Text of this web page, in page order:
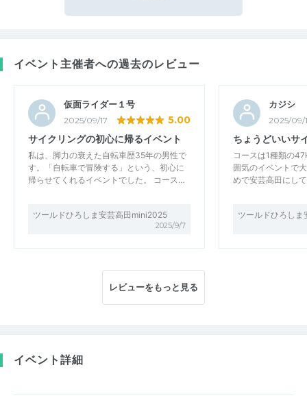
イベント主催者への過去のレビュー
仮面ライダー１号
2025/09/17 5.00
サイクリングの初心に帰るイベント
私は、脚力の衰えた自転車歴35年の男性で
す。「自転車で冒険する」という、初心に
帰らせてくれるイベントでした。 コース…
ツールドひろしま安芸高田mini2025
2025/9/7
カジシ
2025/09/
ちょうどいいサ
コースは1種類の
囲気のイベントで
めで安芸高田にし
ツールドひろし
レビューをもっと見る
イベント詳細